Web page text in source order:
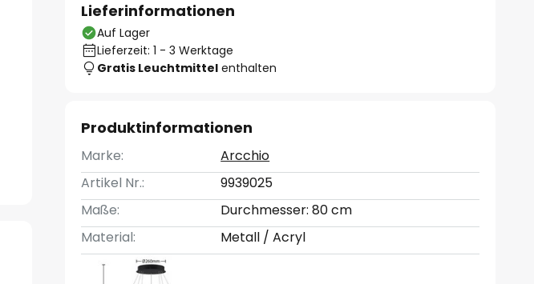
Lieferinformationen
Auf Lager
Lieferzeit: 1 - 3 Werktage
Gratis Leuchtmittel enthalten
Produktinformationen
Marke:
Arcchio
Artikel Nr.:
9939025
Maße:
Durchmesser: 80 cm
Material:
Metall / Acryl